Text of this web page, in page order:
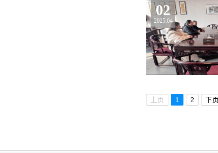
02
2025.04
上页 1 2 下